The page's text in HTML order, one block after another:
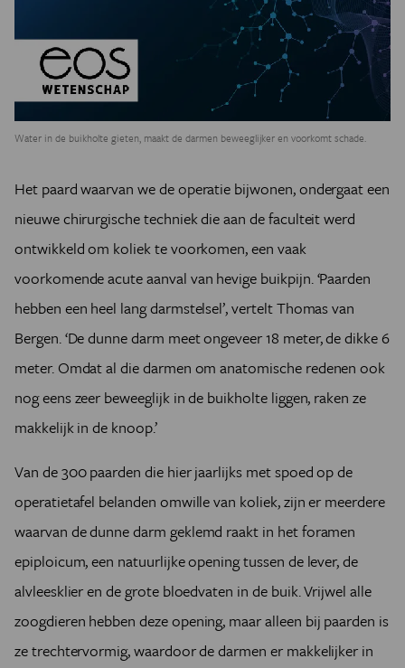
Water in de buikholte gieten, maakt de darmen beweeglijker en voorkomt schade.
Het paard waarvan we de operatie bijwonen, ondergaat een
nieuwe chirurgische techniek die aan de faculteit werd
ontwikkeld om koliek te voorkomen, een vaak
voorkomende acute aanval van hevige buikpijn. ‘Paarden
hebben een heel lang darmstelsel’, vertelt Thomas van
Bergen. ‘De dunne darm meet ongeveer 18 meter, de dikke 6
meter. Omdat al die darmen om anatomische redenen ook
nog eens zeer beweeglijk in de buikholte liggen, raken ze
makkelijk in de knoop.’
Van de 300 paarden die hier jaarlijks met spoed op de
operatietafel belanden omwille van koliek, zijn er meerdere
waarvan de dunne darm geklemd raakt in het foramen
epiploicum, een natuurlijke opening tussen de lever, de
alvleesklier en de grote bloedvaten in de buik. Vrijwel alle
zoogdieren hebben deze opening, maar alleen bij paarden is
ze trechtervormig, waardoor de darmen er makkelijker in